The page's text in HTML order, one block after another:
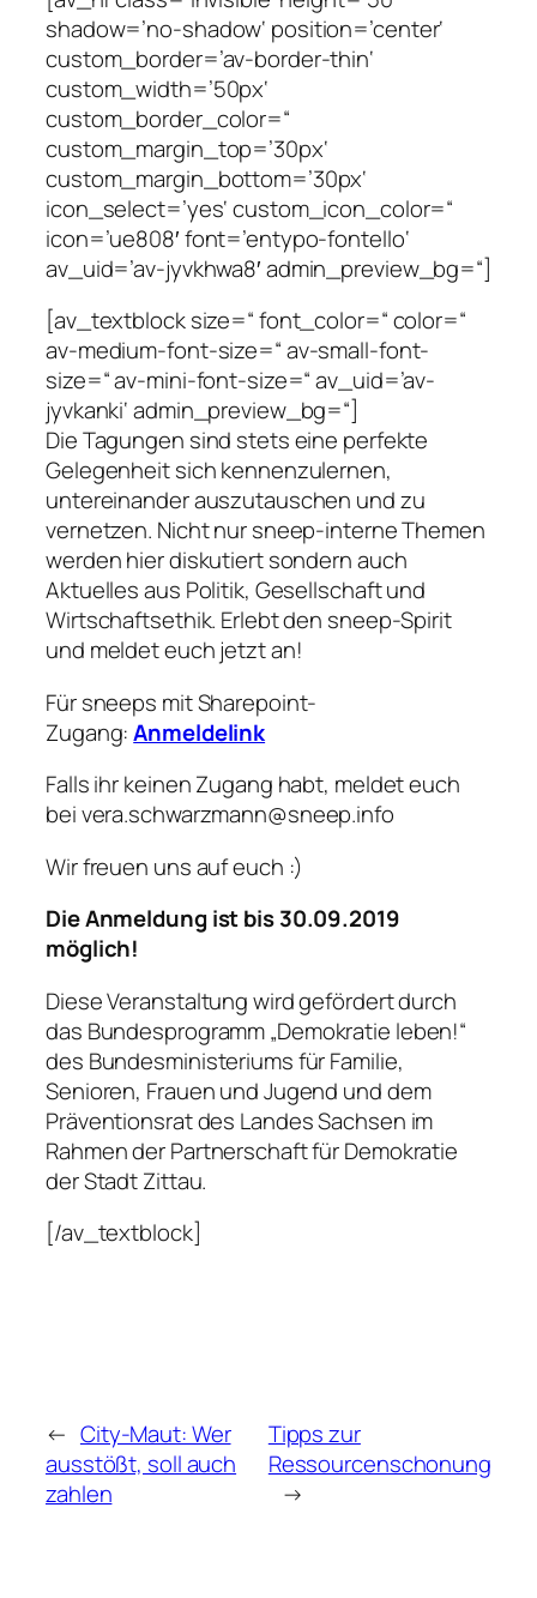
shadow=’no-shadow‘ position=’center‘
custom_border=’av-border-thin‘
custom_width=’50px‘
custom_border_color=“
custom_margin_top=’30px‘
custom_margin_bottom=’30px‘
icon_select=’yes‘ custom_icon_color=“
icon=’ue808′ font=’entypo-fontello‘
av_uid=’av-jyvkhwa8′ admin_preview_bg=“]
[av_textblock size=“ font_color=“ color=“
av-medium-font-size=“ av-small-font-
size=“ av-mini-font-size=“ av_uid=’av-
jyvkanki‘ admin_preview_bg=“]
Die Tagungen sind stets eine perfekte
Gelegenheit sich kennenzulernen,
untereinander auszutauschen und zu
vernetzen. Nicht nur sneep-interne Themen
werden hier diskutiert sondern auch
Aktuelles aus Politik, Gesellschaft und
Wirtschaftsethik. Erlebt den sneep-Spirit
und meldet euch jetzt an!
Für sneeps mit Sharepoint-
Zugang:Anmeldelink
Falls ihr keinen Zugang habt, meldet euch
bei vera.schwarzmann@sneep.info
Wir freuen uns auf euch :)
Die Anmeldung ist bis 30.09.2019
möglich!
Diese Veranstaltung wird gefördert durch
das Bundesprogramm „Demokratie leben!“
des Bundesministeriums für Familie,
Senioren, Frauen und Jugend und dem
Präventionsrat des Landes Sachsen im
Rahmen der Partnerschaft für Demokratie
der Stadt Zittau.
[/av_textblock]
← City-Maut: Wer
ausstößt, soll auch
zahlen
Tipps zur
Ressourcenschonung
→